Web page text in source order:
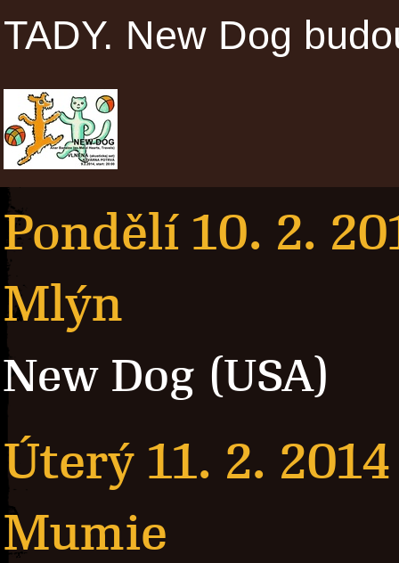
TADY. New Dog
Pondělí 10. 2.
Mlýn
New Dog (USA)
Úterý 11. 2. 2014
Mumie